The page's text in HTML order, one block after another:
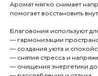
Аромат мягко снимает
помогает восстановить
Благовония используют
— гармонизации
— создания уюта и
— снятия стресса и
— очищения энергетики